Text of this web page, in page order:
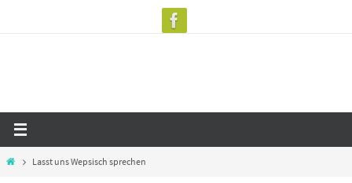
StartLasst uns Wepsisch sprechen